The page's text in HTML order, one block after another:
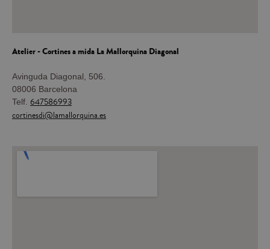
Atelier - Cortines a midaLa Mallorquina Diagonal
Avinguda Diagonal, 506.
08006 Barcelona
Telf. 647586993
cortinesdi@lamallorquina.es